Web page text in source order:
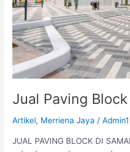
Jual Paving
Artikel, Merriena Jaya /Admin1
JUAL PAVING BLOCK DI